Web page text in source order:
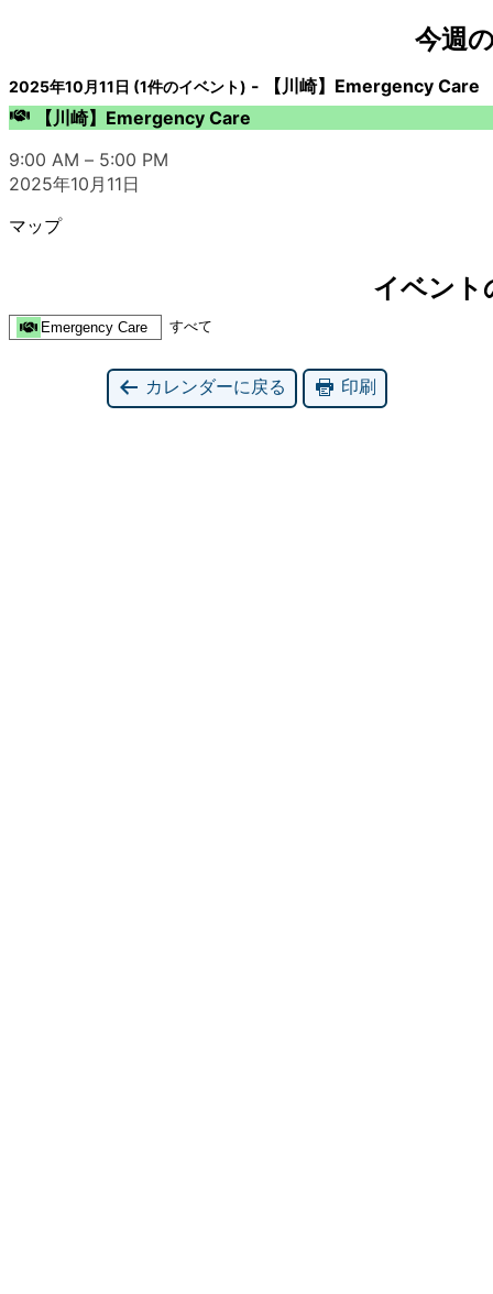
今週
2025年10月11日 (1件のイベント) -
【川崎】Emergency Care
【川崎】Emergency Care
9:00 AM – 5:00 PM
2025年10月11日
マップ
イベント
Emergency Care すべて
カレンダーに戻る 印刷